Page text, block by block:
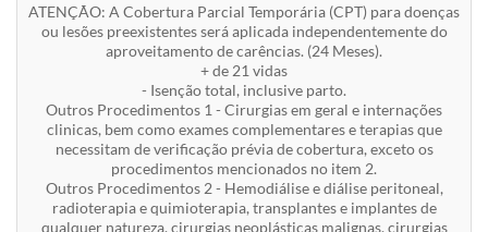
ATENÇÃO: A Cobertura Parcial Temporária (CPT) para doenças
ou lesões preexistentes será aplicada independentemente do
aproveitamento de carências. (24 Meses).
+ de 21 vidas
- Isenção total, inclusive parto.
Outros Procedimentos 1 - Cirurgias em geral e internações
clinicas, bem como exames complementares e terapias que
necessitam de verificação prévia de cobertura, exceto os
procedimentos mencionados no item 2.
Outros Procedimentos 2 - Hemodiálise e diálise peritoneal,
radioterapia e quimioterapia, transplantes e implantes de
qualquer natureza, cirurgias neoplásticas malignas, cirurgias